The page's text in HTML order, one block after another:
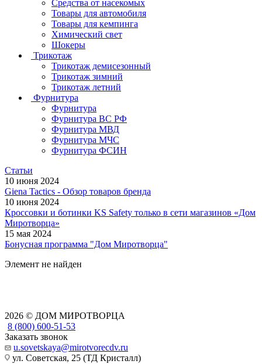
Средства от насекомых
Товары для автомобиля
Товары для кемпинга
Химический свет
Шокеры
Трикотаж
Трикотаж демисезонный
Трикотаж зимний
Трикотаж летний
Фурнитура
Фурнитура
Фурнитура ВС РФ
Фурнитура МВД
Фурнитура МЧС
Фурнитура ФСИН
Статьи
10 июня 2024
Giena Tactics - Обзор товаров бренда
10 июня 2024
Кроссовки и ботинки KS Safety только в сети магазинов «Дом
Миротворца»
15 мая 2024
Бонусная программа "Дом Миротворца"
Элемент не найден
2026 © ДОМ МИРОТВОРЦА
8 (800) 600-51-53
Заказать звонок
u.sovetskaya@mirotvorecdv.ru
ул. Советская, 25 (ТД Кристалл)